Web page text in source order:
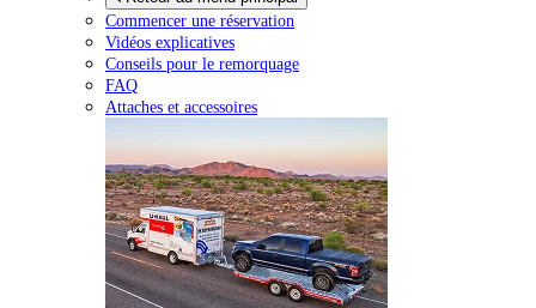
Commencer une réservation
Vidéos explicatives
Conseils pour le remorquage
FAQ
Attaches et accessoires